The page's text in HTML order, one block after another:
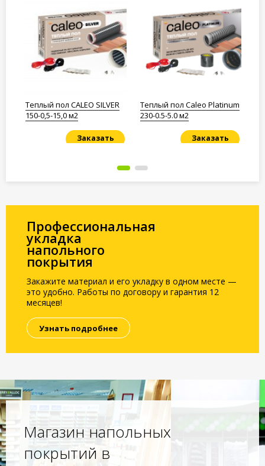
Теплый пол CALEO SILVER
150-0,5-15,0 м2
Заказать
Теплый пол Caleo Platinum
230-0.5-5.0 м2
Заказать
Профессиональная
укладка
напольного
покрытия
Закажите материал и его укладку в одном месте —
это удобно. Работы по договору и гарантия 12
месяцев!
Узнать подробнее
Магазин напольных
покрытий в